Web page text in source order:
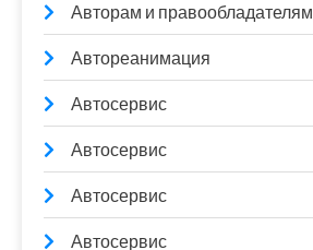
Авторам и правообладателям
Автореанимация
Автосервис
Автосервис
Автосервис
Автосервис